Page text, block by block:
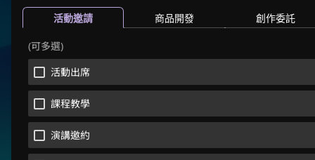
活動邀請 商品開發 創作委託
(可多選)
活動出席
課程教學
演講邀約